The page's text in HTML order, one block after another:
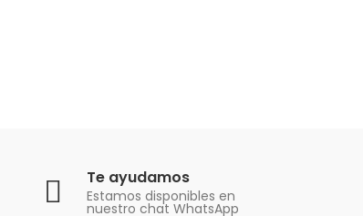
Te ayudamos
Estamos disponibles en
nuestro chat WhatsApp